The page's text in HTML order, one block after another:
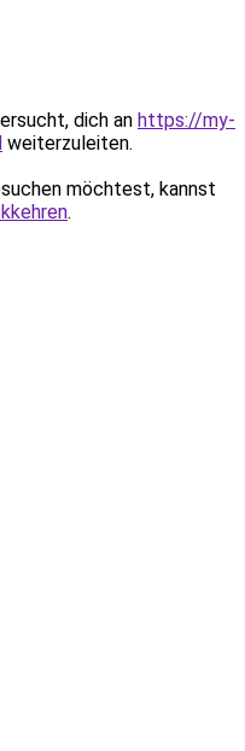
dich an https://my-
weiterzuleiten.
möchtest, kannst
.